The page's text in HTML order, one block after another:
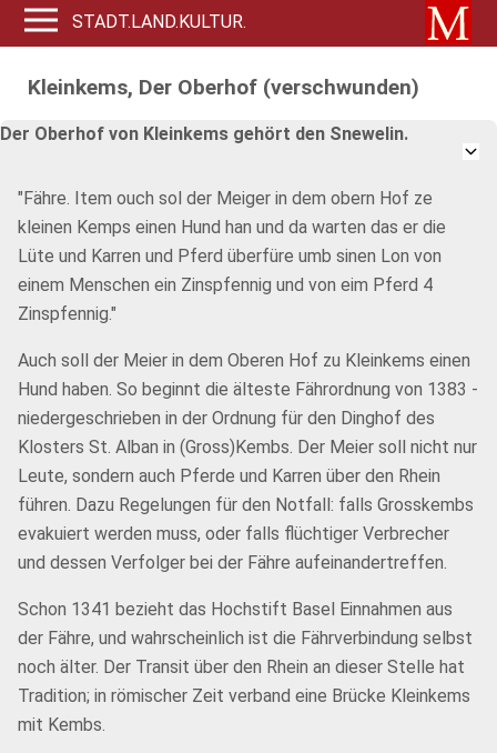
STADT.LAND.KULTUR.
Kleinkems, Der Oberhof (verschwunden)
Der Oberhof von Kleinkems gehört den Snewelin.
"Fähre. Item ouch sol der Meiger in dem obern Hof ze
kleinen Kemps einen Hund han und da warten das er die
Lüte und Karren und Pferd überfüre umb sinen Lon von
einem Menschen ein Zinspfennig und von eim Pferd 4
Zinspfennig."
Auch soll der Meier in dem Oberen Hof zu Kleinkems einen
Hund haben. So beginnt die älteste Fährordnung von 1383 -
niedergeschrieben in der Ordnung für den Dinghof des
Klosters St. Alban in (Gross)Kembs. Der Meier soll nicht nur
Leute, sondern auch Pferde und Karren über den Rhein
führen. Dazu Regelungen für den Notfall: falls Grosskembs
evakuiert werden muss, oder falls flüchtiger Verbrecher
und dessen Verfolger bei der Fähre aufeinandertreffen.
Schon 1341 bezieht das Hochstift Basel Einnahmen aus
der Fähre, und wahrscheinlich ist die Fährverbindung selbst
noch älter. Der Transit über den Rhein an dieser Stelle hat
Tradition; in römischer Zeit verband eine Brücke Kleinkems
mit Kembs.